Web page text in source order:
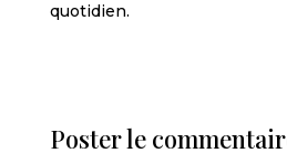
quotidien.
Poster le